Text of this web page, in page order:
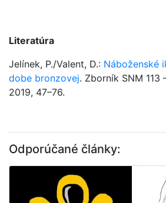
Literatúra
Jelínek, P./Valent, D.: Náboženské
dobe bronzovej. Zborník SNM 113
2019, 47–76.
Odporúčané články: